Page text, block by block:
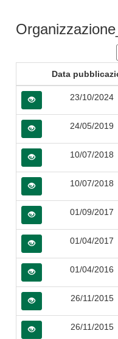
Data
23/10/2024
24/05/2019
10/07/2018
10/07/2018
01/09/2017
01/04/2017
01/04/2016
26/11/2015
26/11/2015